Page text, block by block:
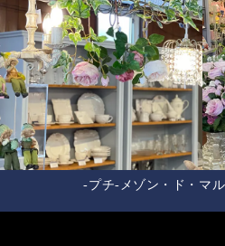
-プチ-メゾン・ド・マ